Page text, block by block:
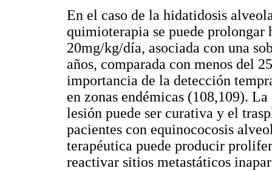
En el caso de la hidatidosis
quimioterapia se puede prolongar
20mg/kg/día, asociada con una
años, comparada con menos del
importancia de la detección
en zonas endémicas (108,109).
lesión puede ser curativa y el
pacientes con equinococosis
terapéutica puede producir
reactivar sitios metastáticos